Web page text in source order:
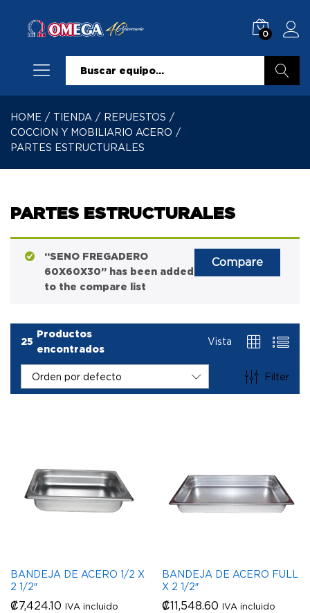
0
HOME / TIENDA / REPUESTOS /
COCCION Y MOBILIARIO ACERO /
PARTES ESTRUCTURALES
PARTES ESTRUCTURALES
Compare
“SENO FREGADERO
60X60X30” has been added
to the compare list
25
Productos
encontrados
Vista
Filter
Orden por defecto
BANDEJA DE ACERO 1/2 X
2 1/2″
₡7,424.10 IVA incluido
BANDEJA DE ACERO FULL
X 2 1/2″
₡11,548.60 IVA incluido